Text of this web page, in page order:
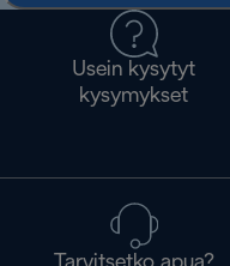
Usein kysytyt
kysymykset